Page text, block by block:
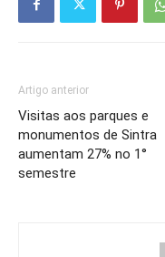
Artigo anterior
Visitas aos parques e
monumentos de Sintra
aumentam 27% no 1°
semestre